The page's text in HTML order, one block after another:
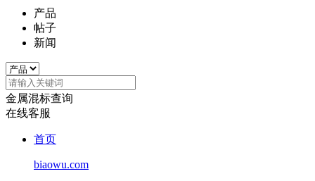
产品
帖子
新闻
金属混标查询
在线客服
首页
biaowu.com